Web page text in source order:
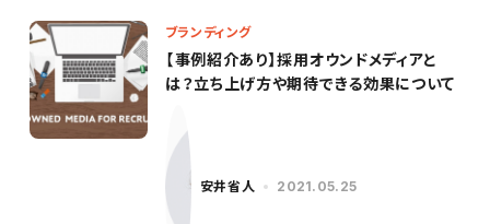
ブランディング
【事例紹介あり】採用オウンドメディアと
は？立ち上げ方や期待できる効果について
安井省人 2021.05.25